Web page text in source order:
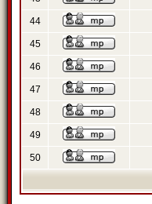
44
45
46
47
48
49
50